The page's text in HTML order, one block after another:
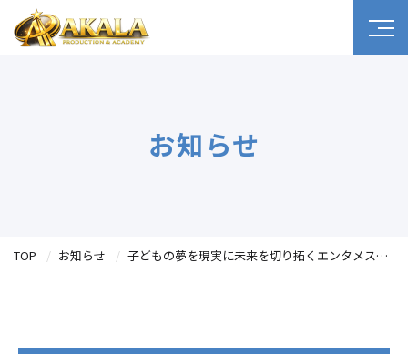
お知らせ
TOP お知らせ 子どもの夢を現実に――未来を切り拓くエンタメスクール＆プロダクションへ